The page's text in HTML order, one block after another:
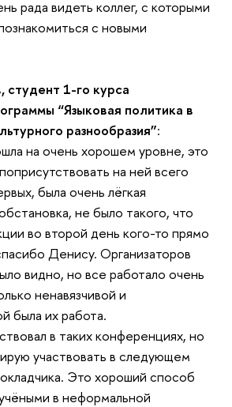
рада видеть коллег, с которыми
с новыми
студент 1-го курса
“Языковая политика в
разнообразия”:
на очень хорошем уровне, это
на ней всего
была очень лёгкая
не было такого, что
во второй день кого-то прямо
Денису. Организаторов
видно, но все работало очень
ненавязчивой и
была их работа.
в таких конференциях, но
участвовать в следующем
Это хороший способ
в неформальной